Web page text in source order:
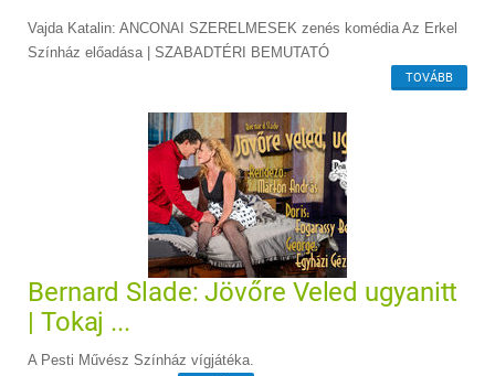
Vajda Katalin: ANCONAI SZERELMESEK zenés komédia Az Erkel
Színház előadása | SZABADTÉRI BEMUTATÓ
TOVÁBB
Bernard Slade: Jövőre Veled ugyanitt
| Tokaj ...
A Pesti Művész Színház vígjátéka.